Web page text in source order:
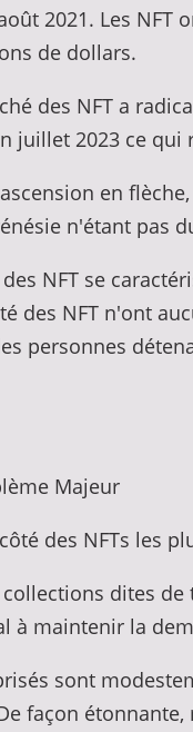
2021. Les
de dollars.
des NFT a
juillet 2023 ce qui
en
n'étant pas
NFT se
des NFT n'ont
personnes
Majeur
des NFTs les
dites
à maintenir la
sont
façon